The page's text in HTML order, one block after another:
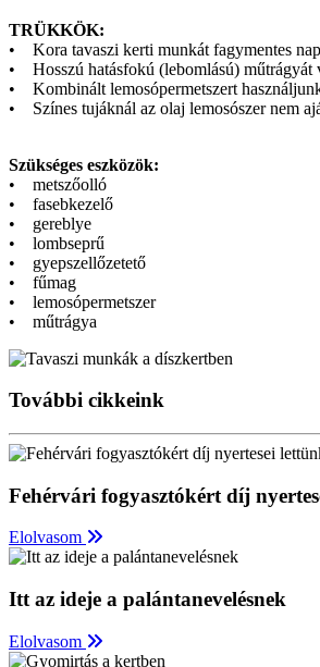
TRÜKKÖK:
• Kora tavaszi kerti munkát fagymentes
• Hosszú hatásfokú (lebomlású) műtrágyát
• Kombinált lemosópermetszert
• Színes tujáknál az olaj lemosószer nem
Szükséges eszközök:
• metszőolló
• fasebkezelő
• gereblye
• lombseprű
• gyepszellőzetető
• fűmag
• lemosópermetszer
• műtrágya
További cikkeink
Fehérvári fogyasztókért díj
Elolvasom
Itt az ideje a palántanevelésnek
Elolvasom